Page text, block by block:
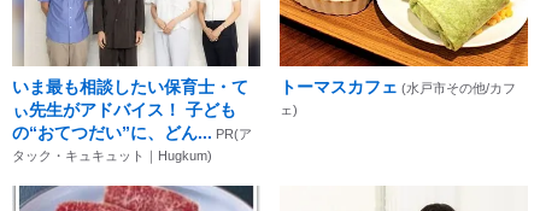
いま最も相談したい保育士・て
ぃ先生がアドバイス！ 子ども
の“おてつだい”に、どん... PR(ア
タック・キュキュット｜Hugkum)
トーマスカフェ (水戸市その他/カフ
ェ)